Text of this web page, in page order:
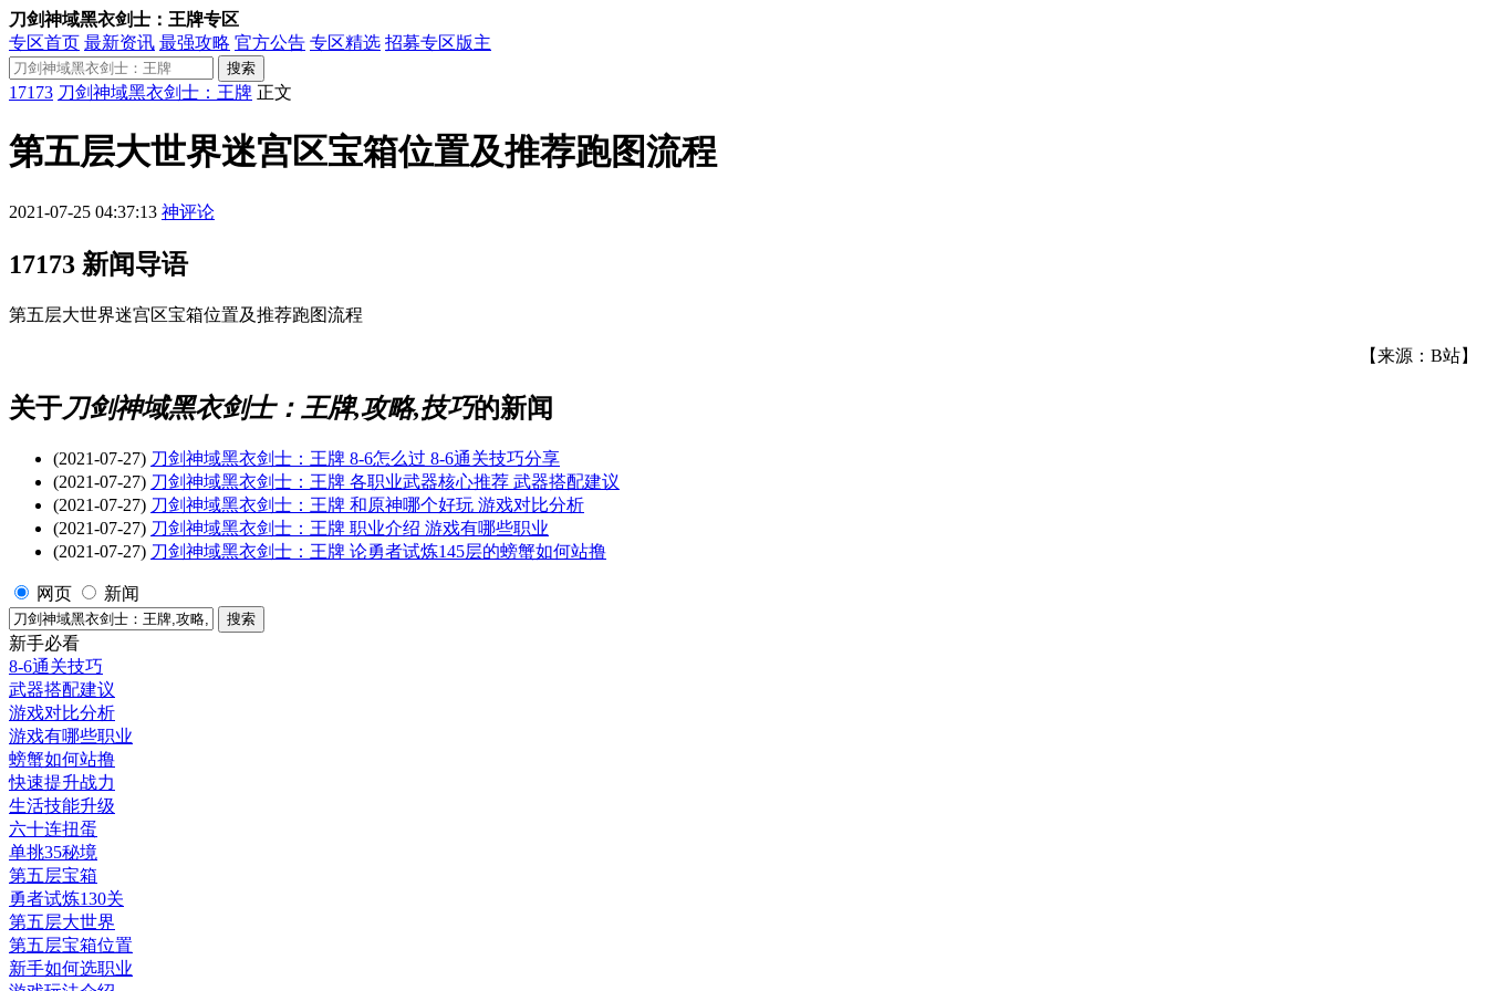
刀剑神域黑衣剑士：王牌专区
专区首页 最新资讯 最强攻略 官方公告 专区精选 招募专区版主
搜索
17173 刀剑神域黑衣剑士：王牌 正文
第五层大世界迷宫区宝箱位置及推荐跑图流程
2021-07-25 04:37:13 神评论
17173 新闻导语
第五层大世界迷宫区宝箱位置及推荐跑图流程
【来源：B站】
关于刀剑神域黑衣剑士：王牌,攻略,技巧的新闻
(2021-07-27) 刀剑神域黑衣剑士：王牌 8-6怎么过 8-6通关技巧分享
(2021-07-27) 刀剑神域黑衣剑士：王牌 各职业武器核心推荐 武器搭配建议
(2021-07-27) 刀剑神域黑衣剑士：王牌 和原神哪个好玩 游戏对比分析
(2021-07-27) 刀剑神域黑衣剑士：王牌 职业介绍 游戏有哪些职业
(2021-07-27) 刀剑神域黑衣剑士：王牌 论勇者试炼145层的螃蟹如何站撸
网页 新闻
新手必看
8-6通关技巧
武器搭配建议
游戏对比分析
游戏有哪些职业
螃蟹如何站撸
快速提升战力
生活技能升级
六十连扭蛋
单挑35秘境
第五层宝箱
勇者试炼130关
第五层大世界
第五层宝箱位置
新手如何选职业